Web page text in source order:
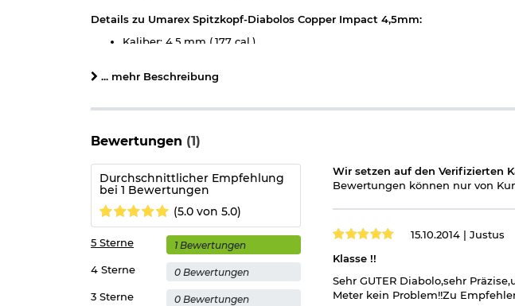
Details zu Umarex Spitzkopf-Diabolos Copper Impact 4,5mm:
Kaliber: 4,5 mm (.177 cal.)
Gewicht pro Diabolo: 0,48 g
Form: Spitzkopf
Material: Blei, verkupfert
Info: Der Artikel wurde vom Hersteller auf die Marke Umarex umgeändert,
und auch der Artikel an sich ist gleich zur vorherigen Version.
Herstellerinformationen
... mehr Beschreibung
Bewertungen (1)
Durchschnittlicher Empfehlung
bei 1 Bewertungen
(5.0 von 5.0)
3 Sterne 0 Bewertungen
4 Sterne 0 Bewertungen
5 Sterne 1 Bewertungen
Wir setzen auf den Verifizierten
Bewertungen können nur von
15.10.2014 | Justus
Klasse !!
Sehr GUTER Diabolo,sehr
Meter kein Problem!!Zu